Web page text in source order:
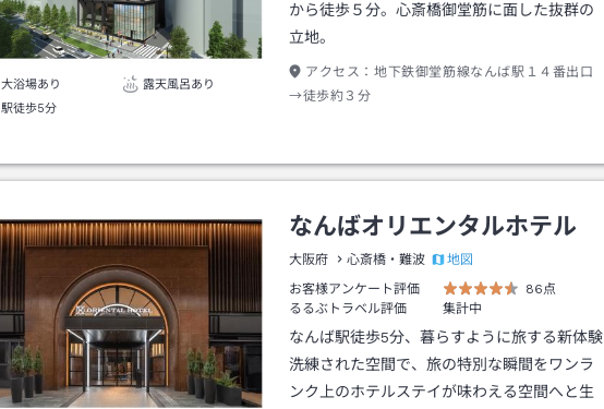
大浴場あり
露天風呂あり
駅徒歩5分
から徒歩５分。心斎橋御堂筋に面した抜群の
立地。
アクセス： 地下鉄御堂筋線なんば駅１４番出口
→徒歩約３分
なんばオリエンタルホテル
大阪府 心斎橋・難波
地図
お客様アンケート評価
86点
るるぶトラベル評価
集計中
なんば駅徒歩5分、暮らすように旅する新体験
洗練された空間で、旅の特別な瞬間をワンラ
ンク上のホテルステイが味わえる空間へと生